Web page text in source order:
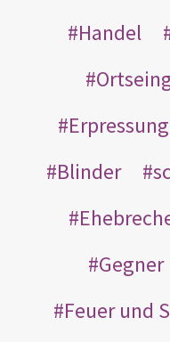
Handel
Erpressung
Blinder
Gegner
Feuer und